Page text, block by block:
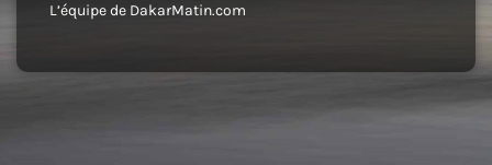
L’équipe de DakarMatin.com